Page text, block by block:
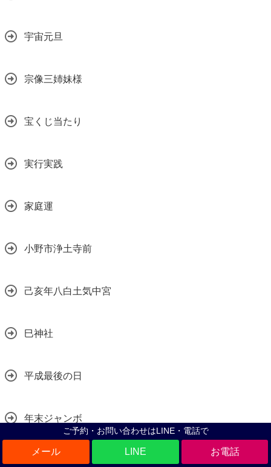
ご予約・お問い合わせはLINE・電話で
LINE
宇宙元旦
宗像三姉妹様
宝くじ当たり
実行実践
家庭運
小野市浄土寺前
己亥年八白土気中宮
巳神社
平成最後の日
年末ジャンボ